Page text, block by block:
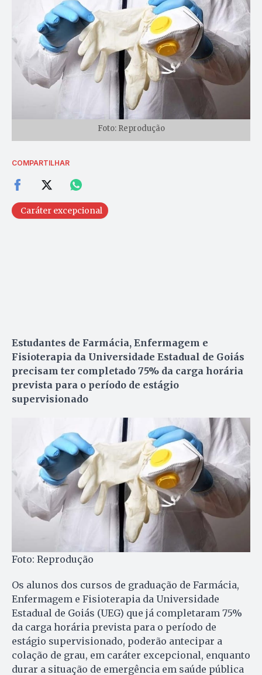
Foto: Reprodução
COMPARTILHAR
Caráter excepcional
Estudantes de Farmácia, Enfermagem e
Fisioterapia da Universidade Estadual de Goiás
precisam ter completado 75% da carga horária
prevista para o período de estágio
supervisionado
Foto: Reprodução
Os alunos dos cursos de graduação de Farmácia,
Enfermagem e Fisioterapia da Universidade
Estadual de Goiás (UEG) que já completaram 75%
da carga horária prevista para o período de
estágio supervisionado, poderão antecipar a
colação de grau, em caráter excepcional, enquanto
durar a situação de emergência em saúde pública